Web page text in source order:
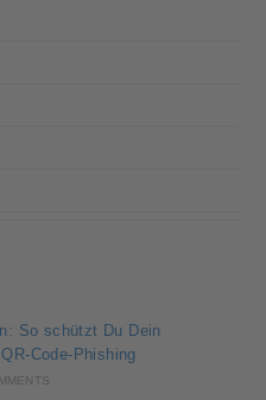
So schützt Du Dein
Code-Phishing